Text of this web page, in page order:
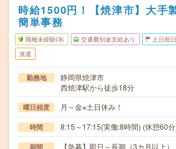
時給1500円！【焼津市】大手
簡単事務
職種未経験OK 交通費別途支給あり 土日祝
派遣
勤務地
静岡県焼津市
西焼津駅から徒歩18分
曜日頻度 月～金※土日休み！
時間 8:15～17:15(実働:8時間) (休憩60
期間 【急募】即日～長期（3カ月以上